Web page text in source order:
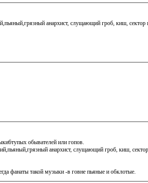
анархист, слущающий гроб, киш, сектор
обывателей или гопов.
анархист, слущающий гроб, киш,
фанаты такой музыки -в говне пьяные и обклотые.